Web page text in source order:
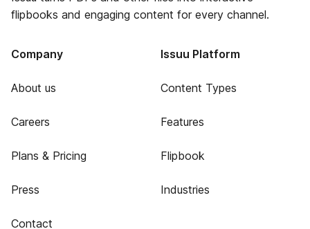
flipbooks and engaging content for every channel.
Company
About us
Careers
Plans & Pricing
Press
Contact
Issuu Platform
Content Types
Features
Flipbook
Industries